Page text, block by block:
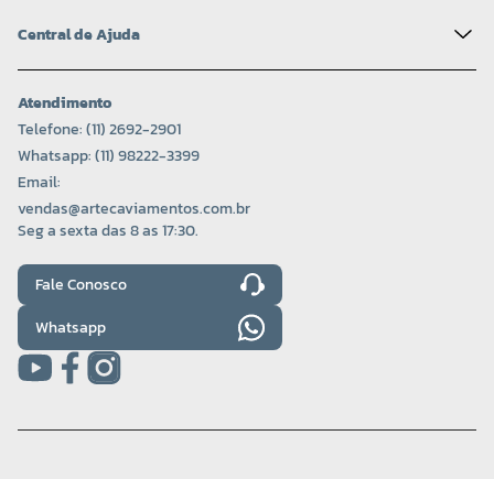
Central de Ajuda
Atendimento
Telefone: (11) 2692-2901
Whatsapp: (11) 98222-3399
Email:
vendas@artecaviamentos.com.br
Seg a sexta das 8 as 17:30.
Fale Conosco
Whatsapp